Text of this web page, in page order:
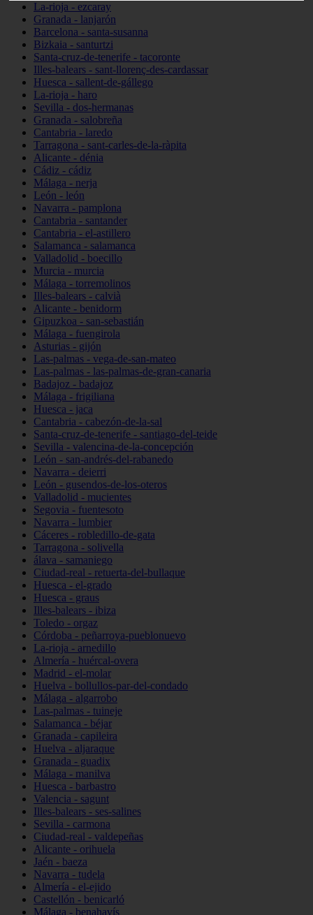
La-rioja - ezcaray
Granada - lanjarón
Barcelona - santa-susanna
Bizkaia - santurtzi
Santa-cruz-de-tenerife - tacoronte
Illes-balears - sant-llorenç-des-cardassar
Huesca - sallent-de-gállego
La-rioja - haro
Sevilla - dos-hermanas
Granada - salobreña
Cantabria - laredo
Tarragona - sant-carles-de-la-ràpita
Alicante - dénia
Cádiz - cádiz
Málaga - nerja
León - león
Navarra - pamplona
Cantabria - santander
Cantabria - el-astillero
Salamanca - salamanca
Valladolid - boecillo
Murcia - murcia
Málaga - torremolinos
Illes-balears - calvià
Alicante - benidorm
Gipuzkoa - san-sebastián
Málaga - fuengirola
Asturias - gijón
Las-palmas - vega-de-san-mateo
Las-palmas - las-palmas-de-gran-canaria
Badajoz - badajoz
Málaga - frigiliana
Huesca - jaca
Cantabria - cabezón-de-la-sal
Santa-cruz-de-tenerife - santiago-del-teide
Sevilla - valencina-de-la-concepción
León - san-andrés-del-rabanedo
Navarra - deierri
León - gusendos-de-los-oteros
Valladolid - mucientes
Segovia - fuentesoto
Navarra - lumbier
Cáceres - robledillo-de-gata
Tarragona - solivella
álava - samaniego
Ciudad-real - retuerta-del-bullaque
Huesca - el-grado
Huesca - graus
Illes-balears - ibiza
Toledo - orgaz
Córdoba - peñarroya-pueblonuevo
La-rioja - arnedillo
Almería - huércal-overa
Madrid - el-molar
Huelva - bollullos-par-del-condado
Málaga - algarrobo
Las-palmas - tuineje
Salamanca - béjar
Granada - capileira
Huelva - aljaraque
Granada - guadix
Málaga - manilva
Huesca - barbastro
Valencia - sagunt
Illes-balears - ses-salines
Sevilla - carmona
Ciudad-real - valdepeñas
Alicante - orihuela
Jaén - baeza
Navarra - tudela
Almería - el-ejido
Castellón - benicarló
Málaga - benahavís